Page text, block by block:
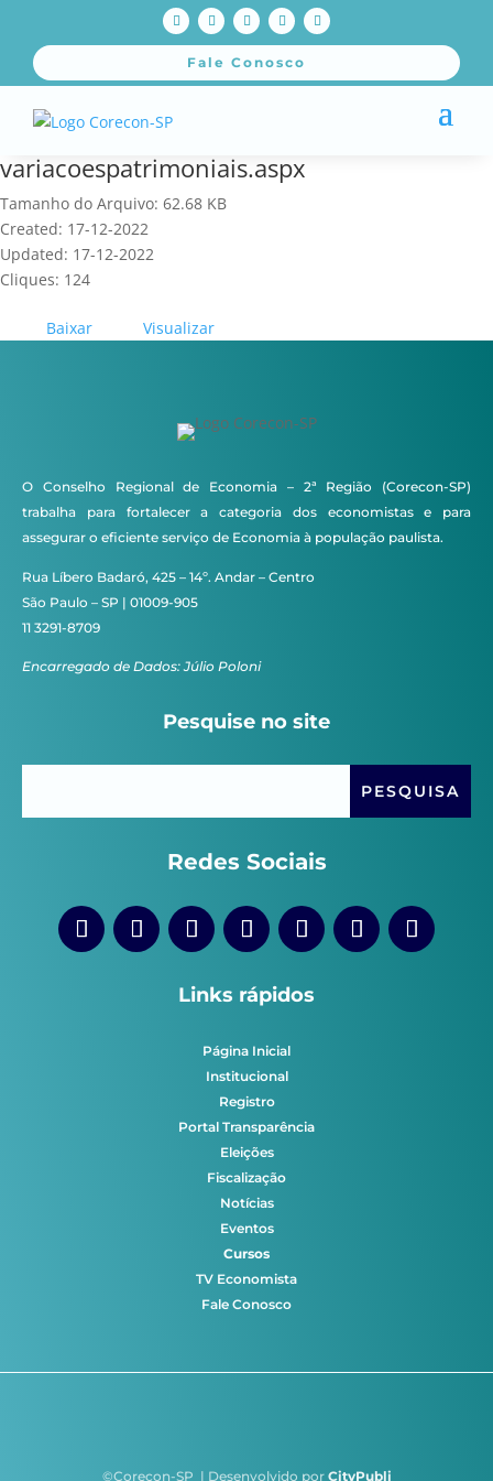
Fale Conosco
variacoespatrimoniais.aspx
Tamanho do Arquivo: 62.68 KB
Created: 17-12-2022
Updated: 17-12-2022
Cliques: 124
Baixar Visualizar
O Conselho Regional de Economia – 2ª Região (Corecon-SP)
trabalha para fortalecer a categoria dos economistas e para
assegurar o eficiente serviço de Economia à população paulista.
Rua Líbero Badaró, 425 – 14º. Andar – Centro
São Paulo – SP | 01009-905
11 3291-8709
Encarregado de Dados: Júlio Poloni
Pesquise no site
Redes Sociais
Links rápidos
Página Inicial
Institucional
Registro
Portal Transparência
Eleições
Fiscalização
Notícias
Eventos
Cursos
TV Economista
Fale Conosco
©Corecon-SP | Desenvolvido por CityPubli